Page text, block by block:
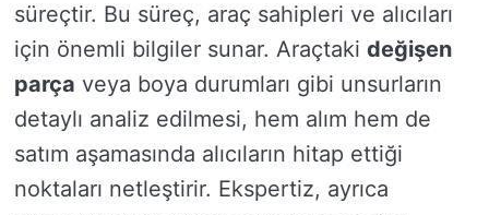
süreçtir. Bu süreç, araç sahipleri ve alıcıları
için önemli bilgiler sunar. Araçtaki değişen
parça veya boya durumları gibi unsurların
detaylı analiz edilmesi, hem alım hem de
satım aşamasında alıcıların hitap ettiği
noktaları netleştirir. Ekspertiz, ayrıca